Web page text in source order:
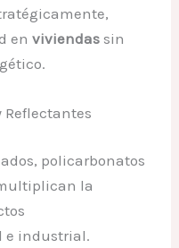
enviviendas sin
Reflectantes
policarbonatos
la
e industrial.